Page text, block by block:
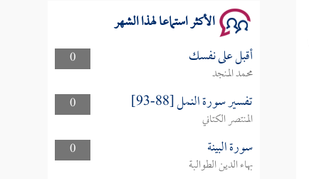
الأكثر استماعا لهذا الشهر
0 أقبل على نفسك
محمد المنجد
0
تفسير سورة النمل [88-93]
المنتصر الكتاني
0
سورة البينة
بهاء الدين الطوالبة